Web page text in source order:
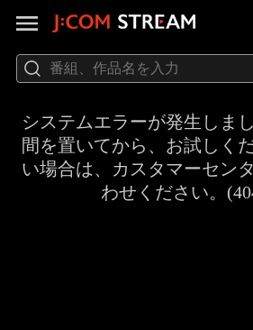
システムエラーが発生しま
間を置いてから、お試しく
い場合は、カスタマーセン
わせください。